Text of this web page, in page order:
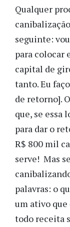
Qualquer
seguinte:
para colocar
capital de
tanto. Eu
de retorno].
que, se essa
para dar o
R$ 800 mil
serve! Mas
palavras: o
um ativo que
todo receita